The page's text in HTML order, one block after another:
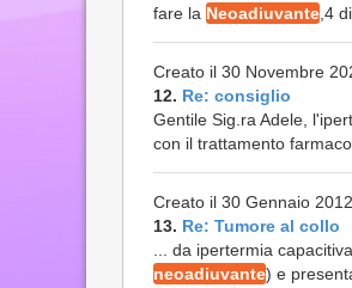
fare la Neoadiuvante ,4
Creato il 30 Novembre
12. Re: consiglio
Gentile Sig.ra Adele,
con il trattamento
Creato il 30 Gennaio 2012
13. Re: Tumore al collo
... da ipertermia
neoadiuvante) e